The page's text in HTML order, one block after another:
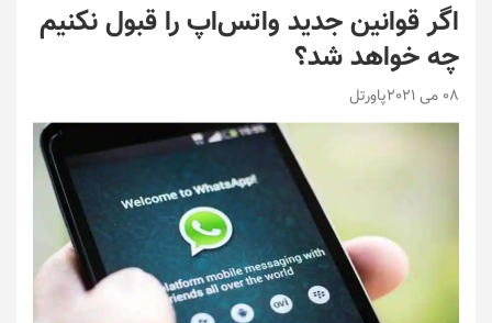
اگر قوانین جدید واتس‌اپ را قبول نکنیم
چه خواهد شد؟
08 می 2021 پاورتل